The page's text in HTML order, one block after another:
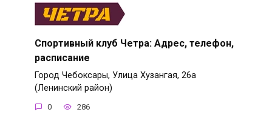
Спортивный клуб Четра: Адрес, телефон,
расписание
Город Чебоксары, Улица Хузангая, 26а
(Ленинский район)
0 286